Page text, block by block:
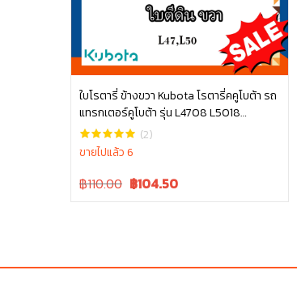
ใบโรตารี่ ข้างขวา Kubota โรตารี่คคูโบต้า รถ
แทรกเตอร์คูโบต้า รุ่น L4708 L5018
W9518-54071(2)
ขายไปแล้ว 6
Original
฿110.00 Current
฿104.50
หยิบใส่ตะกร้า